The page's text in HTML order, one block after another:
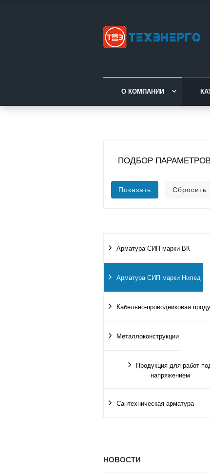
О КОМПАНИИ
ПОДБОР
Арматура СИП марки ВК
Арматура СИП марки Нилед
Кабельно-проводниковая
Металлоконструкции
Продукция для работ
напряжением
Сантехническая арматура
НОВОСТИ